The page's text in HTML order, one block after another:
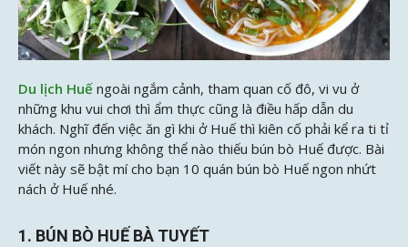
Du lịch Huế ngoài ngắm cảnh, tham quan cố đô, vi vu ở
những khu vui chơi thì ẩm thực cũng là điều hấp dẫn du
khách. Nghĩ đến việc ăn gì khi ở Huế thì kiên cố phải kể ra ti tỉ
món ngon nhưng không thể nào thiếu bún bò Huế được. Bài
viết này sẽ bật mí cho bạn 10 quán bún bò Huế ngon nhứt
nách ở Huế nhé.
1. BÚN BÒ HUẾ BÀ TUYẾT